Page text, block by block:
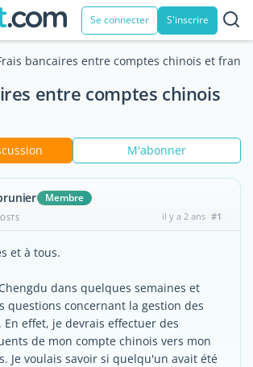
Se connecter S'inscrire
bancaires entre comptes chinois et
entre comptes chinois
M'abonner
Membre
il y a 2 ans #1
et à tous.
dans quelques semaines et
questions concernant la gestion des
effet, je devrais effectuer des
de mon compte chinois vers mon
Je voulais savoir si quelqu'un avait été